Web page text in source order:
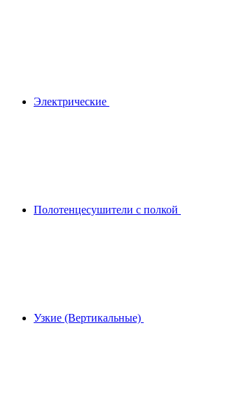
Электрические
Полотенцесушители с полкой
Узкие (Вертикальные)